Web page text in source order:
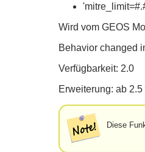
Wird vom GEOS
Behavior changed
Verfügbarkeit: 2.0
Erweiterung: ab
Diese